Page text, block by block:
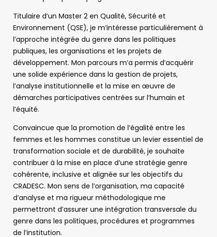
Titulaire d’un Master 2 en Qualité, Sécurité et
Environnement (QSE), je m’intéresse particulièrement à
l’approche intégrée du genre dans les politiques
publiques, les organisations et les projets de
développement. Mon parcours m’a permis d’acquérir
une solide expérience dans la gestion de projets,
l’analyse institutionnelle et la mise en œuvre de
démarches participatives centrées sur l’humain et
l’équité.
Convaincue que la promotion de l’égalité entre les
femmes et les hommes constitue un levier essentiel de
transformation sociale et de durabilité, je souhaite
contribuer à la mise en place d’une stratégie genre
cohérente, inclusive et alignée sur les objectifs du
CRADESC. Mon sens de l’organisation, ma capacité
d’analyse et ma rigueur méthodologique me
permettront d’assurer une intégration transversale du
genre dans les politiques, procédures et programmes
de l’institution.